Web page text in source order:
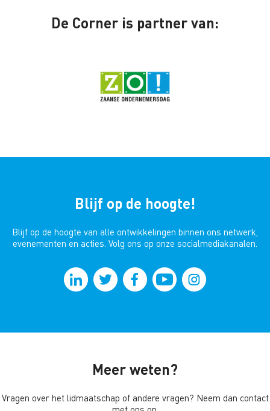
De Corner is partner van:
Blijf op de hoogte!
Blijf op de hoogte van alle ontwikkelingen binnen ons netwerk,
evenementen en acties. Volg ons op onze socialmediakanalen.
Meer weten?
Vragen over het lidmaatschap of andere vragen? Neem dan contact